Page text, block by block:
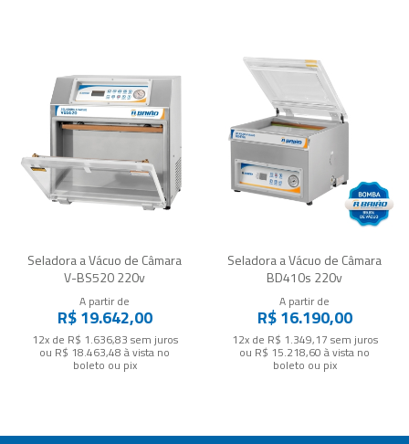
Seladora a Vácuo de Câmara
V-BS520 220v
A partir de
R$ 19.642,00
12x de R$ 1.636,83 sem juros
ou R$ 18.463,48 à vista no
boleto ou pix
Seladora a Vácuo de Câmara
BD410s 220v
A partir de
R$ 16.190,00
12x de R$ 1.349,17 sem juros
ou R$ 15.218,60 à vista no
boleto ou pix